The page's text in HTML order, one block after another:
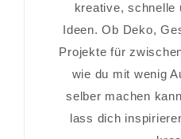
kreative, schnelle
Ideen. Ob Deko,
Projekte für
wie du mit wenig
selber machen
lass dich